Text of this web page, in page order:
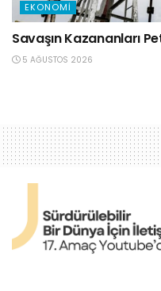
EKONOMI
Savaşın Kazananları
5 AĞUSTOS 2026